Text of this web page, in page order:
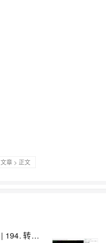
文章 > 正文
LeetCode刷题 Shell编程四则 | 194. 转置文件 192. 统计词频 193. 有效电话号码 195. 第十行